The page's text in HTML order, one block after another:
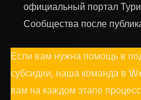
официальный портал
Сообщества после
Если вам нужна помощь в
субсидии, наша команда в
вам на каждом этапе